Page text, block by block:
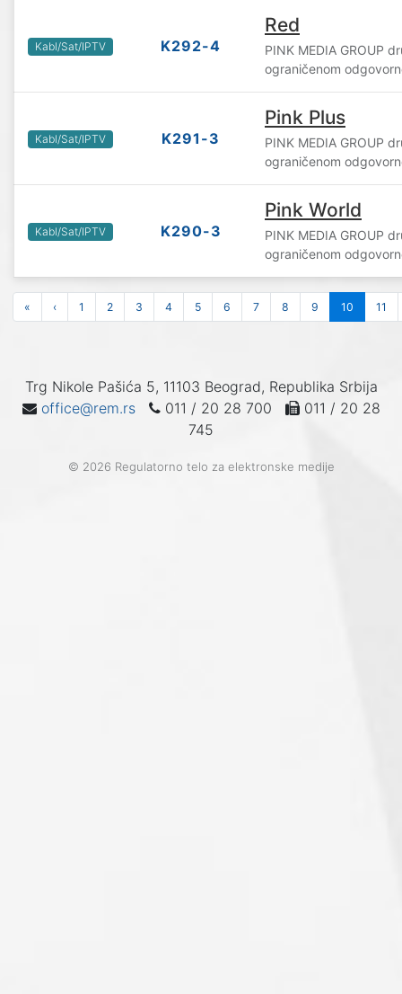
Kabl/Sat/IPTV K292-4
Red
PINK MEDIA GROUP
ograničenom
Kabl/Sat/IPTV K291-3
Pink Plus
PINK MEDIA GROUP
ograničenom
Kabl/Sat/IPTV K290-3
Pink World
PINK MEDIA GROUP
ograničenom
« ‹ 1 2 3 4 5 6 7 8 9 10 11
Trg Nikole Pašića 5, 11103 Beograd, Republika Srbija
office@rem.rs
011 / 20 28 700
011 / 20 28
745
© 2026 Regulatorno telo za elektronske medije